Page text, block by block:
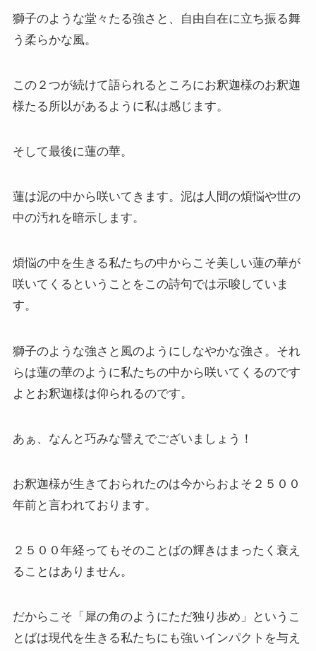
キューバ編
リンク集
獅子のような堂々たる強さと、自由自在に立ち振る舞
う柔らかな風。
この２つが続けて語られるところにお釈迦様のお釈迦
様たる所以があるように私は感じます。
そして最後に蓮の華。
蓮は泥の中から咲いてきます。泥は人間の煩悩や世の
中の汚れを暗示します。
煩悩の中を生きる私たちの中からこそ美しい蓮の華が
咲いてくるということをこの詩句では示唆していま
す。
獅子のような強さと風のようにしなやかな強さ。それ
らは蓮の華のように私たちの中から咲いてくるのです
よとお釈迦様は仰られるのです。
あぁ、なんと巧みな譬えでございましょう！
お釈迦様が生きておられたのは今からおよそ２５００
年前と言われております。
２５００年経ってもそのことばの輝きはまったく衰え
ることはありません。
だからこそ「犀の角のようにただ独り歩め」というこ
とばは現代を生きる私たちにも強いインパクトを与え